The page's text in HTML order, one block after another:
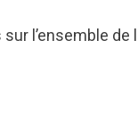
l’ensemble de